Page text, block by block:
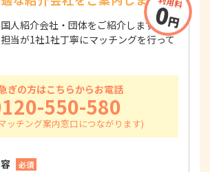
人紹介会社・団体をご紹介します！
当が1社1社丁寧にマッチングを行って
ぎの方はこちらからお電話
550-580
必須